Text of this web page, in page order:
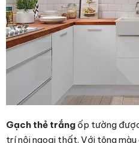
Gạch thẻ trắng ốp tường
trí nội ngoại thất. Với tông